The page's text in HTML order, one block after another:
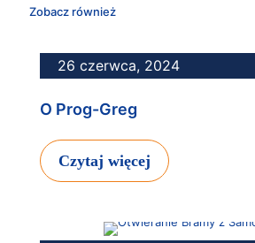
Zobacz również
26 czerwca, 2024
O Prog-Greg
Czytaj więcej